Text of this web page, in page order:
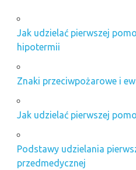
Jak udzielać pierwszej
hipotermii
Znaki przeciwpożarowe i
Jak udzielać pierwszej
Podstawy udzielania
przedmedycznej